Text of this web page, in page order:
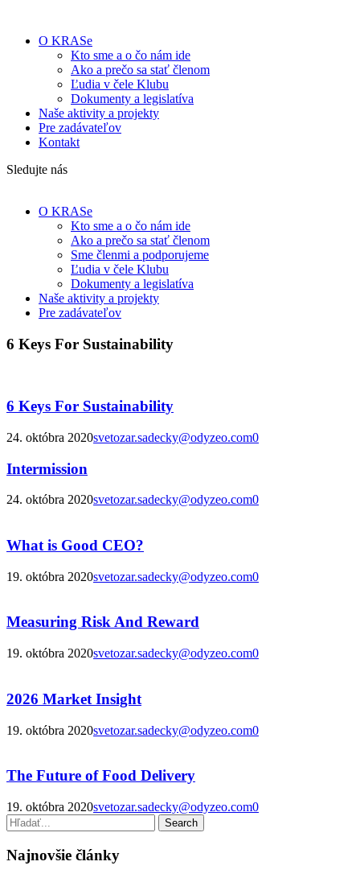
O KRASe
Kto sme a o čo nám ide
Ako a prečo sa stať členom
Ľudia v čele Klubu
Dokumenty a legislatíva
Naše aktivity a projekty
Pre zadávateľov
Kontakt
Sledujte nás
O KRASe
Kto sme a o čo nám ide
Ako a prečo sa stať členom
Sme členmi a podporujeme
Ľudia v čele Klubu
Dokumenty a legislatíva
Naše aktivity a projekty
Pre zadávateľov
6 Keys For Sustainability
6 Keys For Sustainability
24. októbra 2020svetozar.sadecky@odyzeo.com0
Intermission
24. októbra 2020svetozar.sadecky@odyzeo.com0
What is Good CEO?
19. októbra 2020svetozar.sadecky@odyzeo.com0
Measuring Risk And Reward
19. októbra 2020svetozar.sadecky@odyzeo.com0
2026 Market Insight
19. októbra 2020svetozar.sadecky@odyzeo.com0
The Future of Food Delivery
19. októbra 2020svetozar.sadecky@odyzeo.com0
Najnovšie články